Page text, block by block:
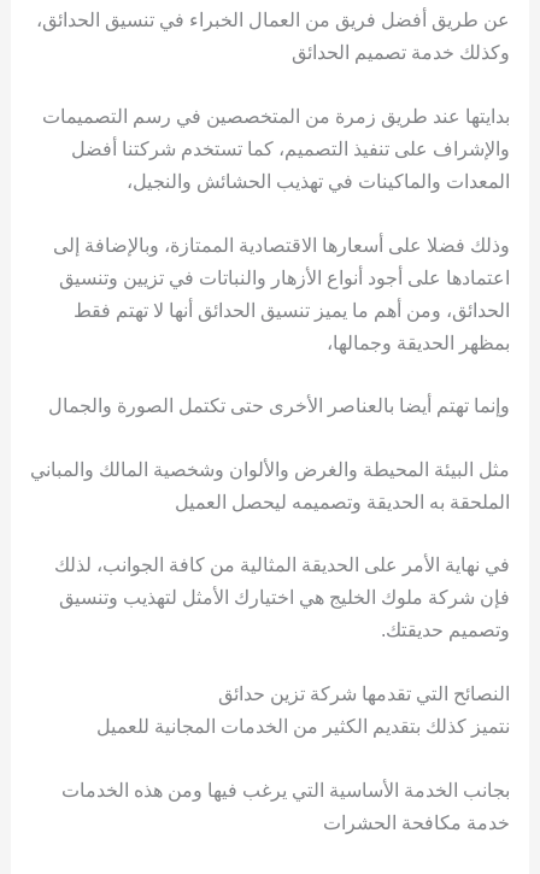
عن طريق أفضل فريق من العمال الخبراء في تنسيق الحدائق،
وكذلك خدمة تصميم الحدائق
بدايتها عند طريق زمرة من المتخصصين في رسم التصميمات
والإشراف على تنفيذ التصميم، كما تستخدم شركتنا أفضل
المعدات والماكينات في تهذيب الحشائش والنجيل،
وذلك فضلا على أسعارها الاقتصادية الممتازة، وبالإضافة إلى
اعتمادها على أجود أنواع الأزهار والنباتات في تزيين وتنسيق
الحدائق، ومن أهم ما يميز تنسيق الحدائق أنها لا تهتم فقط
بمظهر الحديقة وجمالها،
وإنما تهتم أيضا بالعناصر الأخرى حتى تكتمل الصورة والجمال
مثل البيئة المحيطة والغرض والألوان وشخصية المالك والمباني
الملحقة به الحديقة وتصميمه ليحصل العميل
في نهاية الأمر على الحديقة المثالية من كافة الجوانب، لذلك
فإن شركة ملوك الخليج هي اختيارك الأمثل لتهذيب وتنسيق
وتصميم حديقتك.
النصائح التي تقدمها شركة تزين حدائق
نتميز كذلك بتقديم الكثير من الخدمات المجانية للعميل
بجانب الخدمة الأساسية التي يرغب فيها ومن هذه الخدمات
خدمة مكافحة الحشرات